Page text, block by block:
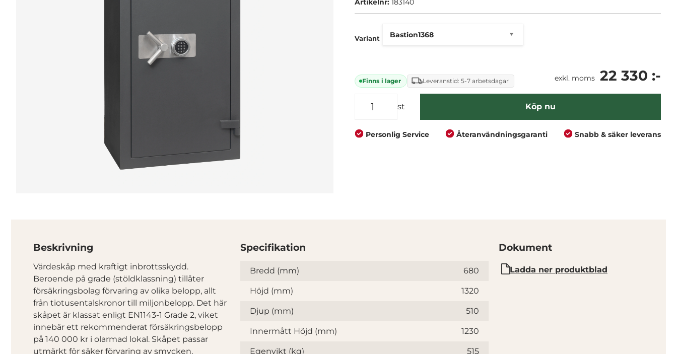
Artikelnr: 183140
Variant
Finns i lager Leveranstid: 5-7 arbetsdagar exkl. moms 22 330 :-
st Köp nu
Personlig Service Återanvändningsgaranti Snabb & säker leverans
Beskrivning
Värdeskåp med kraftigt inbrottsskydd.
Beroende på grade (stöldklassning) tillåter
försäkringsbolag förvaring av olika belopp, allt
från tiotusentalskronor till miljonbelopp. Det här
skåpet är klassat enligt EN1143-1 Grade 2, viket
innebär ett rekommenderat försäkringsbelopp
på 140 000 kr i olarmad lokal. Skåpet passar
utmärkt för säker förvaring av smycken,
Specifikation
Specifikation
Bredd (mm) 680
Höjd (mm) 1320
Djup (mm) 510
Innermått Höjd (mm) 1230
Egenvikt (kg) 515
Dokument
Ladda ner produktblad